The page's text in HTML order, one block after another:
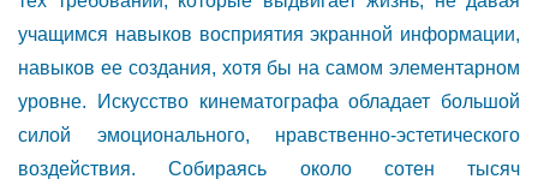
учащимся навыков восприятия экранной информации,
навыков ее создания, хотя бы на самом элементарном
уровне. Искусство кинематографа обладает большой
силой эмоционального, нравственно-эстетического
воздействия. Собираясь около сотен тысяч